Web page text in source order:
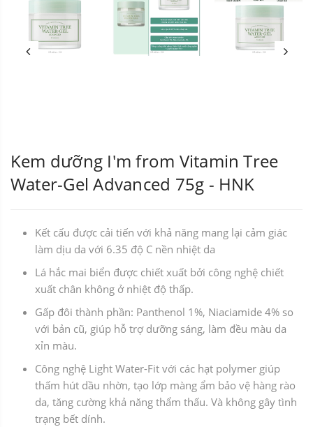
Kem dưỡng I'm from Vitamin Tree
Water-Gel Advanced 75g - HNK
Kết cấu được cải tiến với khả năng mang lại cảm giác
làm dịu da với 6.35 độ C nền nhiệt da
Lá hắc mai biển được chiết xuất bởi công nghệ chiết
xuất chân không ở nhiệt độ thấp.
Gấp đôi thành phần: Panthenol 1%, Niaciamide 4% so
với bản cũ, giúp hỗ trợ dưỡng sáng, làm đều màu da
xỉn màu.
Công nghệ Light Water-Fit với các hạt polymer giúp
thấm hút dầu nhờn, tạo lớp màng ẩm bảo vệ hàng rào
da, tăng cường khả năng thẩm thấu. Và không gây tình
trạng bết dính.